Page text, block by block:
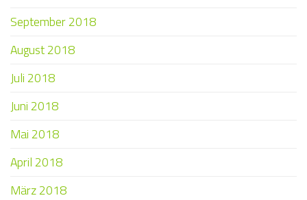
September 2018
August 2018
Juli 2018
Juni 2018
Mai 2018
April 2018
März 2018